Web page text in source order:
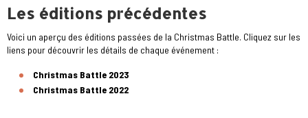
Les éditions précédentes
Voici un aperçu des éditions passées de la Christmas Battle. Cliquez sur les
liens pour découvrir les détails de chaque événement :
Christmas Battle 2023
Christmas Battle 2022